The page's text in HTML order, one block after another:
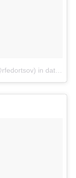
in data: